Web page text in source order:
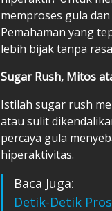
memproses gula
Pemahaman yang
lebih bijak tanpa
Sugar Rush, Mitos
Istilah sugar rush
atau sulit
percaya gula
hiperaktivitas.
Baca Juga:
Detik-Detik